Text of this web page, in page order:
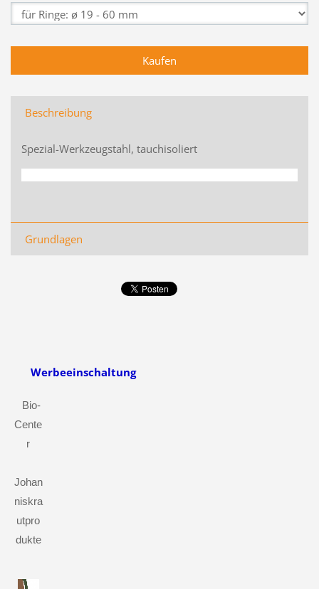
Beschreibung
Spezial-Werkzeugstahl, tauchisoliert
Grundlagen
Werbeeinschaltung
Bio-
Cente
r
Johan
niskra
utpro
dukte